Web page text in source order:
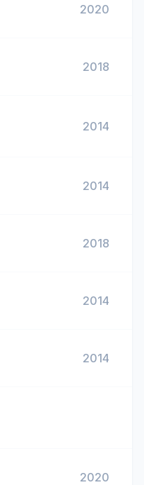
2020
2018
2014
2014
2018
2014
2014
2020